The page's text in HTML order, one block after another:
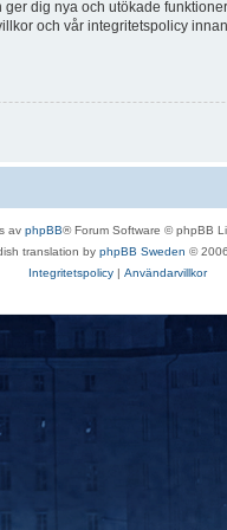
dig nya och utökade
och vår integritetspolicy
av phpBB® Forum Software © phpBB
translation by phpBB Sweden ©
Integritetspolicy| Användarvillkor